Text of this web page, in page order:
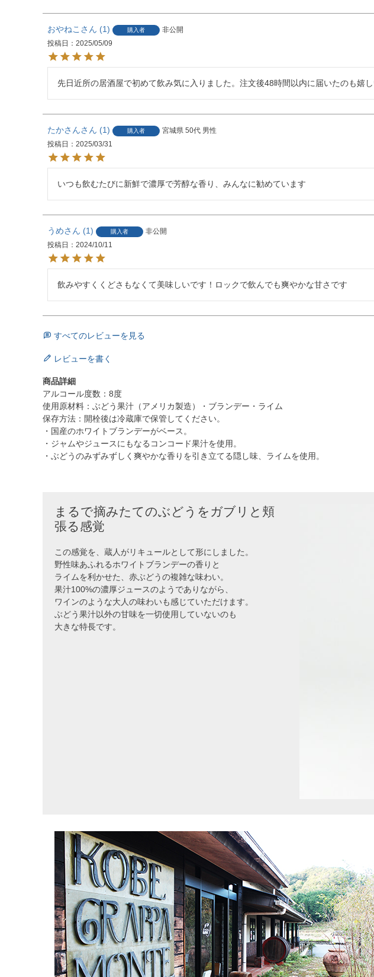
おやねこ 1 購入者
非公開
投稿日
2025/05/09
先日近所の居酒屋で初めて飲み気に入りました。注文後48時間以内に届いたのも嬉し
たかさん 1 購入者 宮城県 50代 男性
投稿日
2025/03/31
いつも飲むたびに新鮮で濃厚で芳醇な香り、みんなに勧めています
うめ 1 購入者
非公開
投稿日
2024/10/11
飲みやすくくどさもなくて美味しいです！ロックで飲んでも爽やかな甘さです
すべてのレビューを見る
レビューを書く
商品詳細
アルコール度数：8度
使用原材料：ぶどう果汁（アメリカ製造）・ブランデー・ライム
保存方法：開栓後は冷蔵庫で保管してください。
・国産のホワイトブランデーがベース。
・ジャムやジュースにもなるコンコード果汁を使用。
・ぶどうのみずみずしく爽やかな香りを引き立てる隠し味、ライムを使用。
まるで摘みたてのぶどうをガブリと頬
張る感覚
この感覚を、蔵人がリキュールとして形にしました。
野性味あふれるホワイトブランデーの香りと
ライムを利かせた、赤ぶどうの複雑な味わい。
果汁100%の濃厚ジュースのようでありながら、
ワインのような大人の味わいも感じていただけます。
ぶどう果汁以外の甘味を一切使用していないのも
大きな特長です。